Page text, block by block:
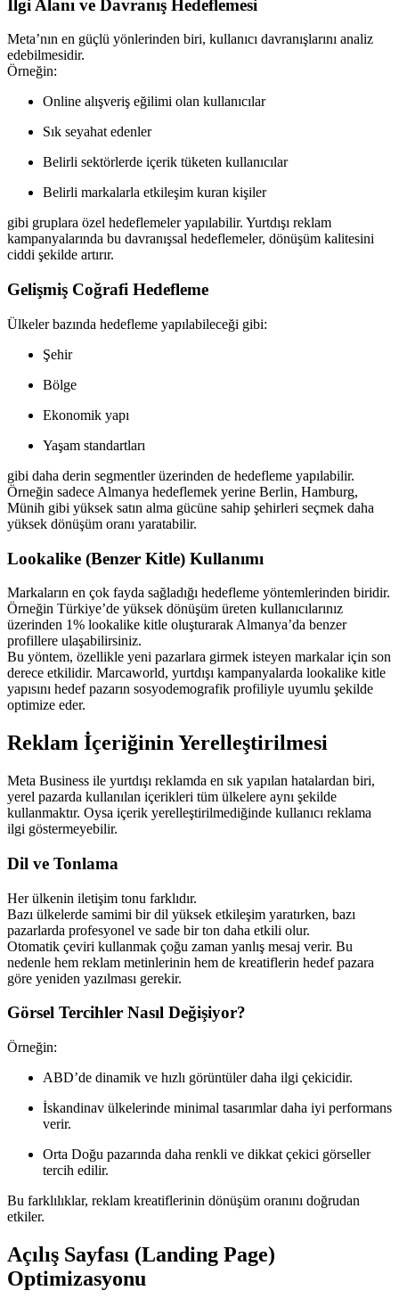
İlgi Alanı ve Davranış Hedeflemesi
Meta’nın en güçlü yönlerinden biri, kullanıcı davranışlarını analiz
edebilmesidir.
Örneğin:
Online alışveriş eğilimi olan kullanıcılar
Sık seyahat edenler
Belirli sektörlerde içerik tüketen kullanıcılar
Belirli markalarla etkileşim kuran kişiler
gibi gruplara özel hedeflemeler yapılabilir. Yurtdışı reklam
kampanyalarında bu davranışsal hedeflemeler, dönüşüm kalitesini
ciddi şekilde artırır.
Gelişmiş Coğrafi Hedefleme
Ülkeler bazında hedefleme yapılabileceği gibi:
Şehir
Bölge
Ekonomik yapı
Yaşam standartları
gibi daha derin segmentler üzerinden de hedefleme yapılabilir.
Örneğin sadece Almanya hedeflemek yerine Berlin, Hamburg,
Münih gibi yüksek satın alma gücüne sahip şehirleri seçmek daha
yüksek dönüşüm oranı yaratabilir.
Lookalike (Benzer Kitle) Kullanımı
Markaların en çok fayda sağladığı hedefleme yöntemlerinden biridir.
Örneğin Türkiye’de yüksek dönüşüm üreten kullanıcılarınız
üzerinden 1% lookalike kitle oluşturarak Almanya’da benzer
profillere ulaşabilirsiniz.
Bu yöntem, özellikle yeni pazarlara girmek isteyen markalar için son
derece etkilidir. Marcaworld, yurtdışı kampanyalarda lookalike kitle
yapısını hedef pazarın sosyodemografik profiliyle uyumlu şekilde
optimize eder.
Reklam İçeriğinin Yerelleştirilmesi
Meta Business ile yurtdışı reklamda en sık yapılan hatalardan biri,
yerel pazarda kullanılan içerikleri tüm ülkelere aynı şekilde
kullanmaktır. Oysa içerik yerelleştirilmediğinde kullanıcı reklama
ilgi göstermeyebilir.
Dil ve Tonlama
Her ülkenin iletişim tonu farklıdır.
Bazı ülkelerde samimi bir dil yüksek etkileşim yaratırken, bazı
pazarlarda profesyonel ve sade bir ton daha etkili olur.
Otomatik çeviri kullanmak çoğu zaman yanlış mesaj verir. Bu
nedenle hem reklam metinlerinin hem de kreatiflerin hedef pazara
göre yeniden yazılması gerekir.
Görsel Tercihler Nasıl Değişiyor?
Örneğin:
ABD’de dinamik ve hızlı görüntüler daha ilgi çekicidir.
İskandinav ülkelerinde minimal tasarımlar daha iyi performans
verir.
Orta Doğu pazarında daha renkli ve dikkat çekici görseller
tercih edilir.
Bu farklılıklar, reklam kreatiflerinin dönüşüm oranını doğrudan
etkiler.
Açılış Sayfası (Landing Page)
Optimizasyonu